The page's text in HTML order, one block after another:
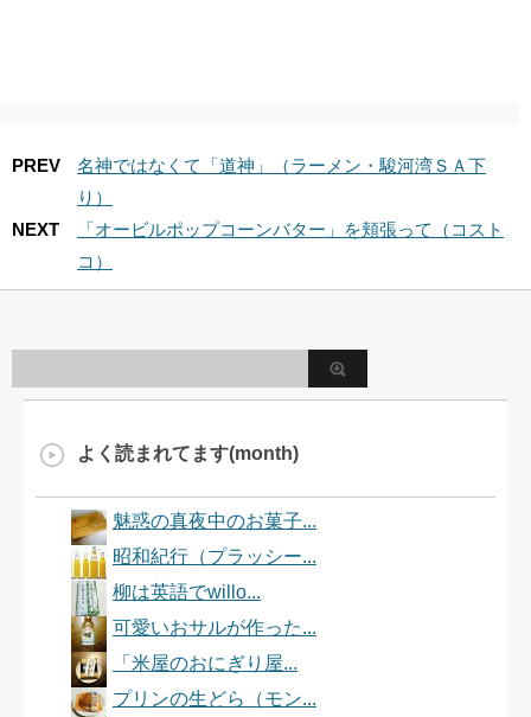
PREV
名神ではなくて「道神」（ラーメン・駿河湾ＳＡ下
り）
NEXT
「オービルポップコーンバター」を頬張って（コスト
コ）
よく読まれてます(month)
魅惑の真夜中のお菓子...
昭和紀行（プラッシー...
柳は英語でwillo...
可愛いおサルが作った...
「米屋のおにぎり屋...
プリンの生どら（モン...